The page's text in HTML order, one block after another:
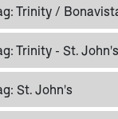
Trinity /
Trinity - St.
St. John's